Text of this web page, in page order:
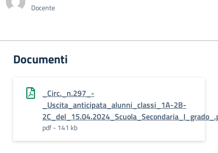
Docente
Documenti
_Circ._n.297_-
_Uscita_anticipata_alunni_classi_1A-2B-
pdf - 141 kb